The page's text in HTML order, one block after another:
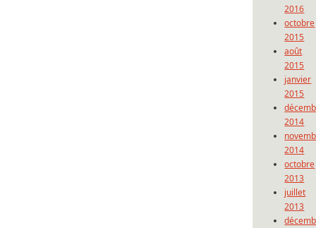
2016
octobre
2015
août
2015
janvier
2015
2014
2014
octobre
2013
juillet
2013